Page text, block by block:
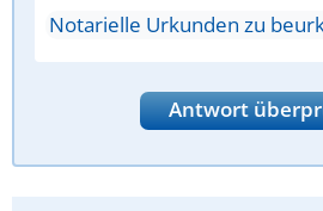
Notarielle Urkunden zu
Antwort